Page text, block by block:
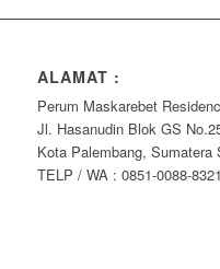
ALAMAT :
Perum Maskarebet
Jl. Hasanudin Blok GS
Kota Palembang, Sumatera
TELP / WA : 0851-0088-8321